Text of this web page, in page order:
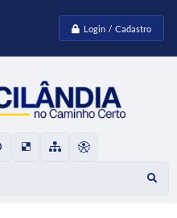
Login / Cadastro